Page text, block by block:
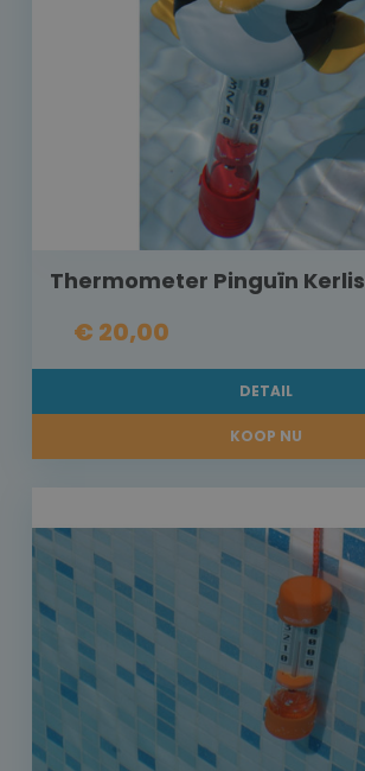
Thermometer Pinguïn Kerlis
€ 20,00
DETAIL
KOOP NU